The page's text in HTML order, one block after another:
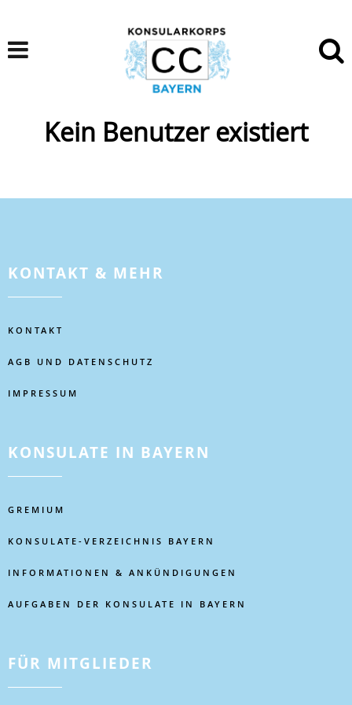
Kein Benutzer existiert
KONTAKT & MEHR
KONTAKT
AGB UND DATENSCHUTZ
IMPRESSUM
KONSULATE IN BAYERN
GREMIUM
KONSULATE-VERZEICHNIS BAYERN
INFORMATIONEN & ANKÜNDIGUNGEN
AUFGABEN DER KONSULATE IN BAYERN
FÜR MITGLIEDER